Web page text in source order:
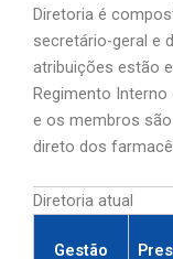
Diretoria é
secretário-geral e
atribuições estão
Regimento
e os membros
direto dos
Diretoria atual
Gestão